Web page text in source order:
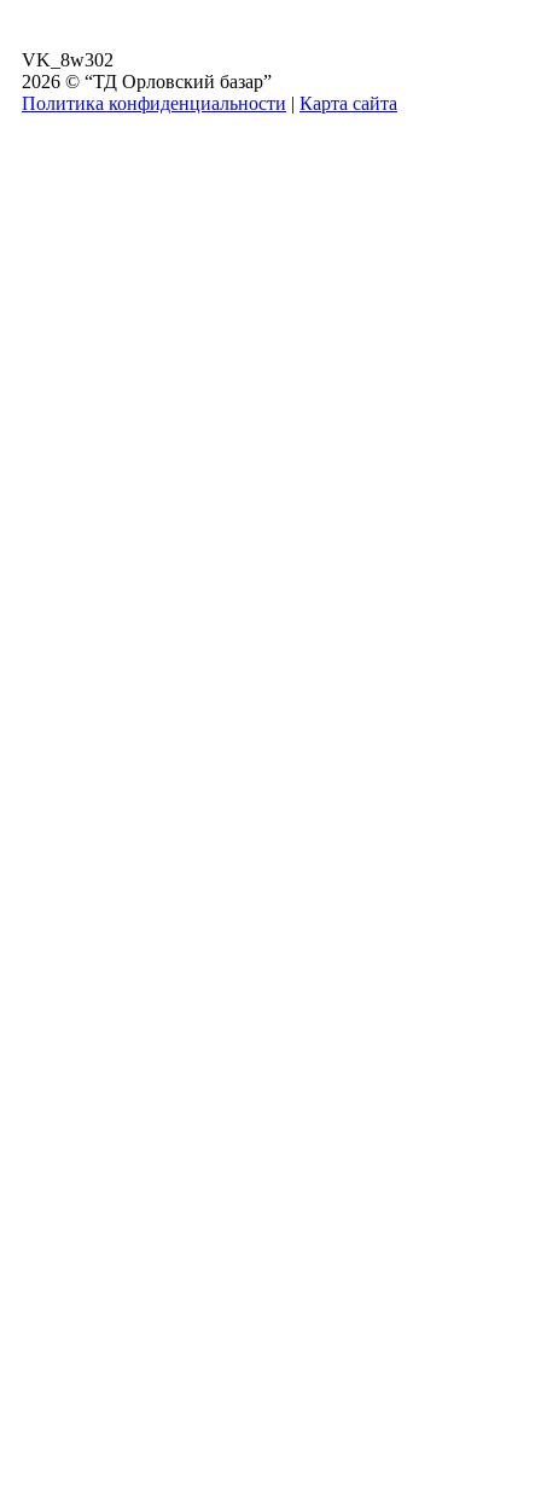
VK_8w302
2026 © “ТД Орловский базар”
Политика конфиденциальности | Карта сайта